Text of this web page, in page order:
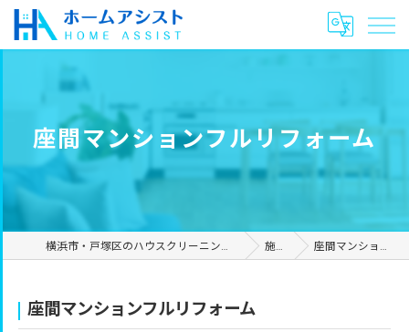
座間マンションフルリフォーム
横浜市・戸塚区のハウスクリーニングやリフォームは合同会社ホームアシスト 施工事例 座間マンションフルリフォーム
座間マンションフルリフォーム